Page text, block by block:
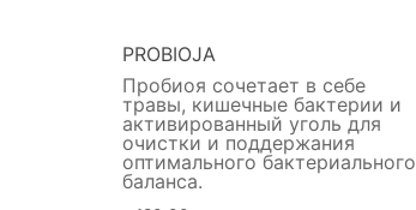
PROBIOJA
Пробиоя сочетает в себе
травы, кишечные бактерии и
активированный уголь для
очистки и поддержания
оптимального бактериального
баланса.